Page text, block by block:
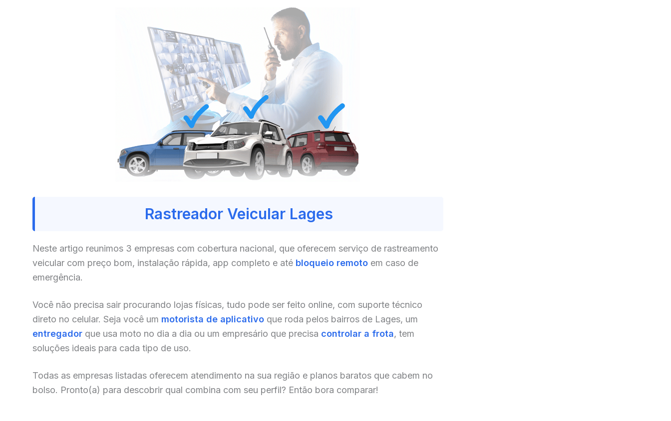
Rastreador Veicular Lages
Neste artigo reunimos 3 empresas com cobertura nacional, que oferecem serviço de rastreamento
veicular com preço bom, instalação rápida, app completo e até bloqueio remoto em caso de
emergência.
Você não precisa sair procurando lojas físicas, tudo pode ser feito online, com suporte técnico
direto no celular. Seja você um motorista de aplicativo que roda pelos bairros de Lages, um
entregador que usa moto no dia a dia ou um empresário que precisa controlar a frota, tem
soluções ideais para cada tipo de uso.
Todas as empresas listadas oferecem atendimento na sua região e planos baratos que cabem no
bolso. Pronto(a) para descobrir qual combina com seu perfil? Então bora comparar!